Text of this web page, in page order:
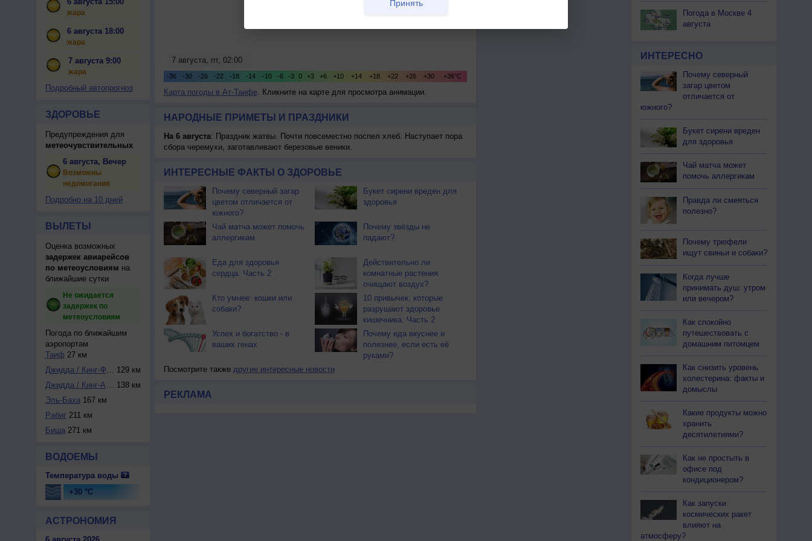
жара
6 августа 18:00
жара
7 августа 9:00
жара
Подробный автопрогноз
ЗДОРОВЬЕ
Предупреждения для
метеочувствительных
6 августа, Вечер
Возможны
недомогания
Подробно на 10 дней
ВЫЛЕТЫ
Оценка возможных
задержек авиарейсов
по метеоусловиям на
ближайшие сутки
Не ожидается
задержек по
метеоусловиям
Погода по ближайшим
аэропортам
Таиф 27 км
Джидда / Кинг-Фей... 129 км
Джидда / Кинг-Абд... 138 км
Эль-Баха167 км
Рабиг 211 км
Биша271 км
ВОДОЕМЫ
Температура воды
+30 °C
АСТРОНОМИЯ
Карта погоды в Ат-Таифе. Кликните на карте для просмотра анимации.
НАРОДНЫЕ ПРИМЕТЫ И ПРАЗДНИКИ
На 6 августа: Праздник жатвы. Почти повсеместно поспел хлеб. Наступает пора
сбора черемухи, заготавливают березовые веники.
ИНТЕРЕСНЫЕ ФАКТЫ О ЗДОРОВЬЕ
Почему северный загар
цветом отличается от
южного?
Букет сирени вреден для
здоровья
Чай матча может помочь
аллергикам
Почему звёзды не
падают?
Еда для здоровья
сердца. Часть 2
Действительно ли
комнатные растения
очищают воздух?
Кто умнее: кошки или
собаки?
10 привычек, которые
разрушают здоровье
кишечника. Часть 2
Успех и богатство - в
ваших генах
Почему еда вкуснее и
полезнее, если есть её
руками?
Посмотрите также другие интересные новости
РЕКЛАМА
Погода в Москве 4
августа
ИНТЕРЕСНО
Почему северный
загар цветом
отличается от
южного?
Букет сирени вреден
для здоровья
Чай матча может
помочь аллергикам
Правда ли смеяться
полезно?
Почему трюфели
ищут свиньи и собаки?
Когда лучше
принимать душ: утром
или вечером?
Как спокойно
путешествовать с
домашним питомцем
Как снизить уровень
холестерина: факты и
домыслы
Какие продукты можно
хранить
десятилетиями?
Как не простыть в
офисе под
кондиционером?
Как запуски
космических ракет
влияют на
атмосферу?
Принять